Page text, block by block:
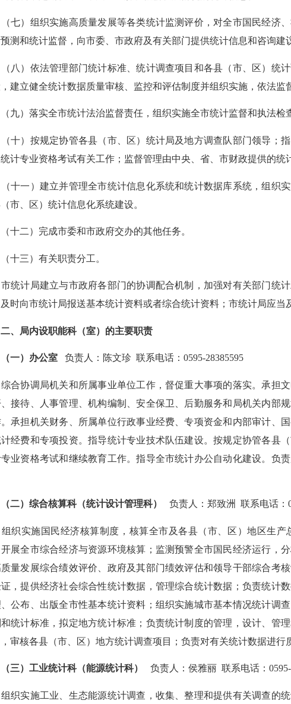
（七）组织实施高质量发展等各类统计监测评价，对全市国民经济
测和统计监督，向市委、市政府及有关部门提供统计信息和咨询建
（八）依法管理部门统计标准、统计调查项目和各县（市、区）统
建立健全统计数据质量审核、监控和评估制度并组织实施，依法监
（九）落实全市统计法治监督责任，组织实施全市统计监督和执法检
（十）按规定协管各县（市、区）统计局及地方调查队部门领导；
计专业资格考试有关工作；监督管理由中央、省、市财政提供的统
（十一）建立并管理全市统计信息化系统和统计数据库系统 ，组织
市、区）统计信息化系统建设。
（十二）完成市委和市政府交办的其他任务。
（十三）有关职责分工。
市统计局建立与市政府各部门的协调配合机制，加强对有关部门统
时向市统计局报送基本统计资料或者综合统计资料；市统计局应当
二、局内设职能科（室）的主要职责
（一） 办公室 负责人：陈文珍 联系电话：0595-28385595
协调局机关和所属事业单位工作，督促重大事项的落实。承担
接待、人事管理、机构编制、安全保卫、后勤服务和局机关内部
承担机关财务、所属单位行政事业经费、专项资金和内部审计、
经费和专项投资。指导统计专业技术队伍建设。按规定协管各县
业资格考试和继续教育工作。指导全市统计办公自动化建设。负
（二）综合核算科（统计设计管理科） 负责人：郑致洲 联系电话：
组织实施国民经济核算制度，核算全市及各县（市、区）地区生
展全市综合经济与资源环境核算；监测预警全市国民经济运行，
量发展综合绩效评价、政府及其部门绩效评估和领导干部综合考
，提供经济社会综合性统计数据，管理综合统计数据；负责统计
公布、出版全市性基本统计资料；组织实施城市基本情况统计调
统计标准，拟定地方统计标准；负责统计制度的管理，设计、管
审核各县（市、区）地方统计调查项目；负责对有关统计数据进行
（三）工业统计科（能源统计科） 负责人：侯雅丽 联系电话：0595-
组织实施工业、生态能源统计调查，收集、整理和提供有关调查的